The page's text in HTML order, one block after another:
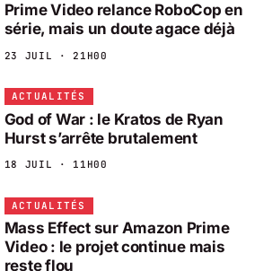
Prime Video relance RoboCop en
série, mais un doute agace déjà
23 JUIL · 21H00
ACTUALITÉS
God of War : le Kratos de Ryan
Hurst s’arrête brutalement
18 JUIL · 11H00
ACTUALITÉS
Mass Effect sur Amazon Prime
Video : le projet continue mais
reste flou